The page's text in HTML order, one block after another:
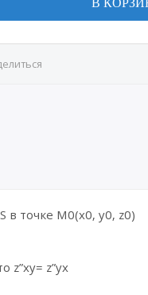
В
в точке M0(x0, y0, z0)
z”xy= z”yx